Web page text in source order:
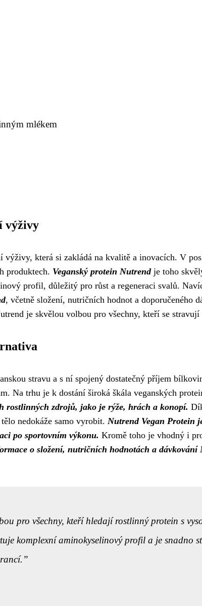
mlékem
výživy
která si zakládá na kvalitě a inovacích. V
produktech. Veganský protein Nutrendje toho
profil, důležitý pro růst a regeneraci svalů.
, včetně složení, nutričních hodnot a doporučeného
je skvělou volbou pro všechny, kteří se
stravu a s ní spojený dostatečný příjem
Na trhu je k dostání široká škála veganských
rostlinných zdrojů, jako je rýže, hrách a konopí.
nedokáže samo vyrobit. Nutrend Vegan Protein
po sportovním výkonu. Kromě toho je vhodný i
o složení, nutričních hodnotách a
pro všechny, kteří hledají rostlinný protein s
komplexní aminokyselinový profil a je snadno